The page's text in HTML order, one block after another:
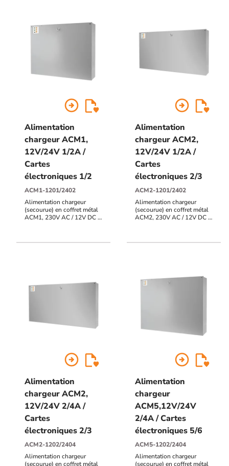
arrow_circle_right
Alimentation
chargeur ACM1,
12V/24V 1/2A /
Cartes
électroniques 1/2
ACM1-1201/2402
Alimentation chargeur
(secourue) en coffret métal
ACM1, 230V AC / 12V DC /
horizontale ou verticale
arrow_circle_right
Alimentation
chargeur ACM2,
12V/24V 1/2A /
Cartes
électroniques 2/3
ACM2-1201/2402
Alimentation chargeur
(secourue) en coffret métal
ACM2, 230V AC / 12V DC /
horizontale ou verticale
arrow_circle_right
Alimentation
chargeur ACM2,
12V/24V 2/4A /
Cartes
électroniques 2/3
ACM2-1202/2404
Alimentation chargeur
(secourue) en coffret métal
arrow_circle_right
Alimentation
chargeur
ACM5,12V/24V
2/4A / Cartes
électroniques 5/6
ACM5-1202/2404
Alimentation chargeur
(secourue) en coffret métal